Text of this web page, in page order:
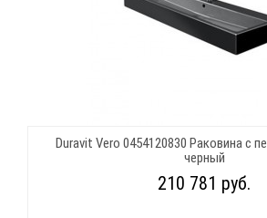
Duravit Vero 0454120830 Раковина с
черный
210 781 руб.